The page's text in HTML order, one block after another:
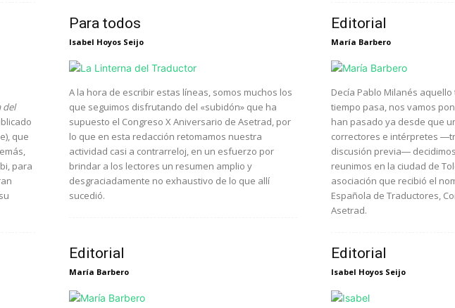
del
que
para
Para todos
Isabel Hoyos Seijo
A la hora de escribir estas líneas, somos muchos los
que seguimos disfrutando del «subidón» que ha
supuesto el Congreso X Aniversario de Asetrad, por
lo que en esta redacción retomamos nuestra
actividad casi a contrarreloj, en un esfuerzo por
brindar a los lectores un resumen amplio y
desgraciadamente no exhaustivo de lo que allí
sucedió.
Editorial
María Barbero
Decía Pablo Milanés
tiempo pasa, nos vamos
han pasado ya desde que
correctores e intérpretes
discusión previa―
reunimos en la ciudad de
asociación que recibió el
Española de Traductores,
Asetrad.
Editorial
María Barbero
Editorial
Isabel Hoyos Seijo